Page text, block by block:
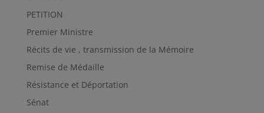
PETITION
Premier Ministre
Récits de vie , transmission de la Mémoire
Remise de Médaille
Résistance et Déportation
Sénat